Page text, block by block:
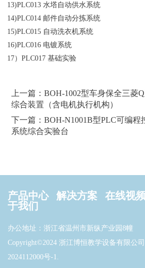
13)PLC013 水塔自动供水系统
14)PLC014 邮件自动分拣系统
15)PLC015 自动洗衣机系统
16)PLC016 电镀系统
17）PLC017 基础实验
上一篇：BOH-1002型车身保全三菱
综合装置（含电机执行机构）
下一篇：BOH-N1001B型PLC可编程
系统综合实验台
产品中心 解决方案 在线视
于我们
办公地址：浙江省温州市新纵产业园8幢
Copyright©2024 浙江博恒教学设备有限公
2024112000号-1